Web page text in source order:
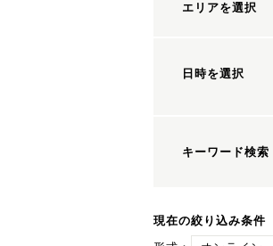
エリアを選択
日時を選択
キーワード検索
現在の絞り込み条件